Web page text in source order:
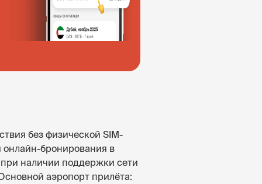
без физической SIM-
бронирования в
наличии поддержки сети
аэропорт прилёта: